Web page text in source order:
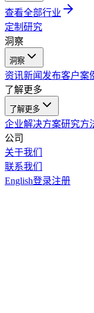
查看全部行业
定制研究
洞察
洞察
资讯新闻发布客户案
了解更多
了解更多
企业解决方案研究方
公司
关于我们
联系我们
English登录注册